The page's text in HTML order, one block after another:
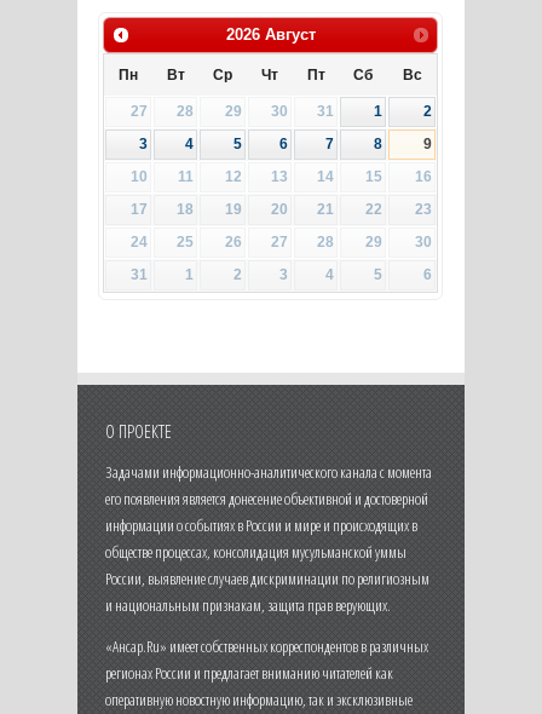
2026 Август
Пн Вт Ср Чт Пт Сб Вс
27 28 29 30 31 1
2
3
4 5 6 7 8
9
10
11 12 13 14 15
16
17
18 19 20 21 22
23
24
25 26 27 28 29
30
31
1 2 3 4 5 6
О ПРОЕКТЕ
Задачами информационно-аналитического канала с момента
его появления является донесение объективной и достоверной
информации о событиях в России и мире и происходящих в
обществе процессах, консолидация мусульманской уммы
России, выявление случаев дискриминации по религиозным
и национальным признакам, защита прав верующих.
«Ансар.Ru» имеет собственных корреспондентов в различных
регионах России и предлагает вниманию читателей как
оперативную новостную информацию, так и эксклюзивные